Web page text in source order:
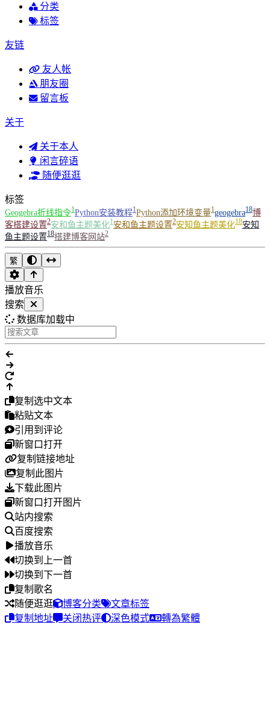
分类
标签
友链
友人帐
朋友圈
留言板
关于
关于本人
闲言碎语
随便逛逛
标签
Geogebra折线指令1Python安装教程1Python添加环境变量1geogebra18博
客搭建设置2安和鱼主题美化1安和鱼主题设置2安知鱼主题美化18安知
鱼主题设置18搭建博客网站2
繁
播放音乐
搜索
数据库加载中
复制选中文本
粘贴文本
引用到评论
新窗口打开
复制链接地址
复制此图片
下载此图片
新窗口打开图片
站内搜索
百度搜索
播放音乐
切换到上一首
切换到下一首
复制歌名
随便逛逛
博客分类
文章标签
复制地址
关闭热评 深色模式 轉為繁體